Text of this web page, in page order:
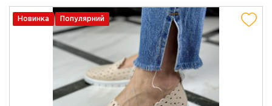
Новинка Популярний